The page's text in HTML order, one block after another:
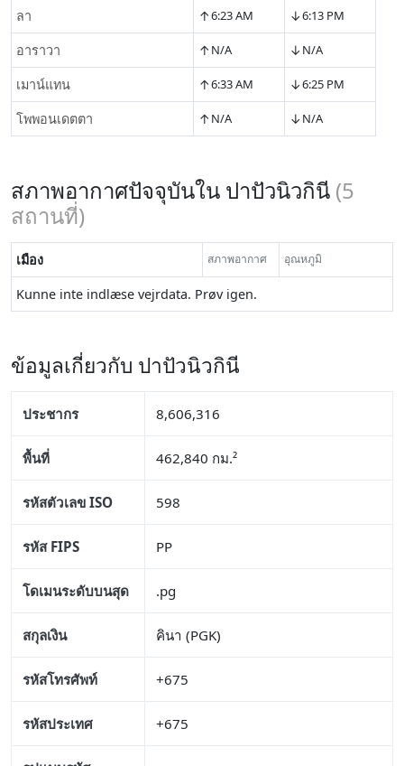
ลา ↑6:23 AM ↓6:13 PM
อาราวา ↑ N/A ↓N/A
เมาน์แทน ↑6:33 AM ↓6:25 PM
โพพอนเดตตา ↑ N/A ↓N/A
สภาพอากาศปัจจุบันใน ปาปัวนิวกินี (5
สถานที่)
เมือง สภาพอากาศ อุณหภูมิ
Kunne inte indlæse vejrdata. Prøv igen.
ข้อมูลเกี่ยวกับ ปาปัวนิวกินี
ประชากร 8,606,316
พื้นที่ 462,840 กม.²
รหัสตัวเลข ISO 598
รหัส FIPS PP
โดเมนระดับบนสุด .pg
สกุลเงิน คินา (PGK)
รหัสโทรศัพท์ +675
รหัสประเทศ +675